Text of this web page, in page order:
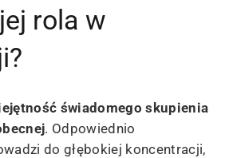
rola w
świadomego skupienia
. Odpowiednio
do głębokiej koncentracji,